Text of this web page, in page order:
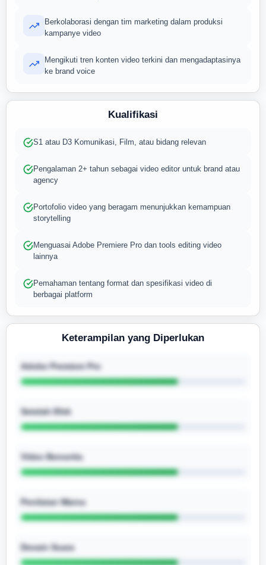
Berkolaborasi dengan tim marketing dalam produksi
kampanye video
Mengikuti tren konten video terkini dan mengadaptasinya
ke brand voice
Kualifikasi
S1 atau D3 Komunikasi, Film, atau bidang relevan
Pengalaman 2+ tahun sebagai video editor untuk brand atau
agency
Portofolio video yang beragam menunjukkan kemampuan
storytelling
Menguasai Adobe Premiere Pro dan tools editing video
lainnya
Pemahaman tentang format dan spesifikasi video di
berbagai platform
Keterampilan yang Diperlukan
Adobe Premiere Pro
Setelah Efek
Video Bercerita
Penilaian Warna
Desain Suara